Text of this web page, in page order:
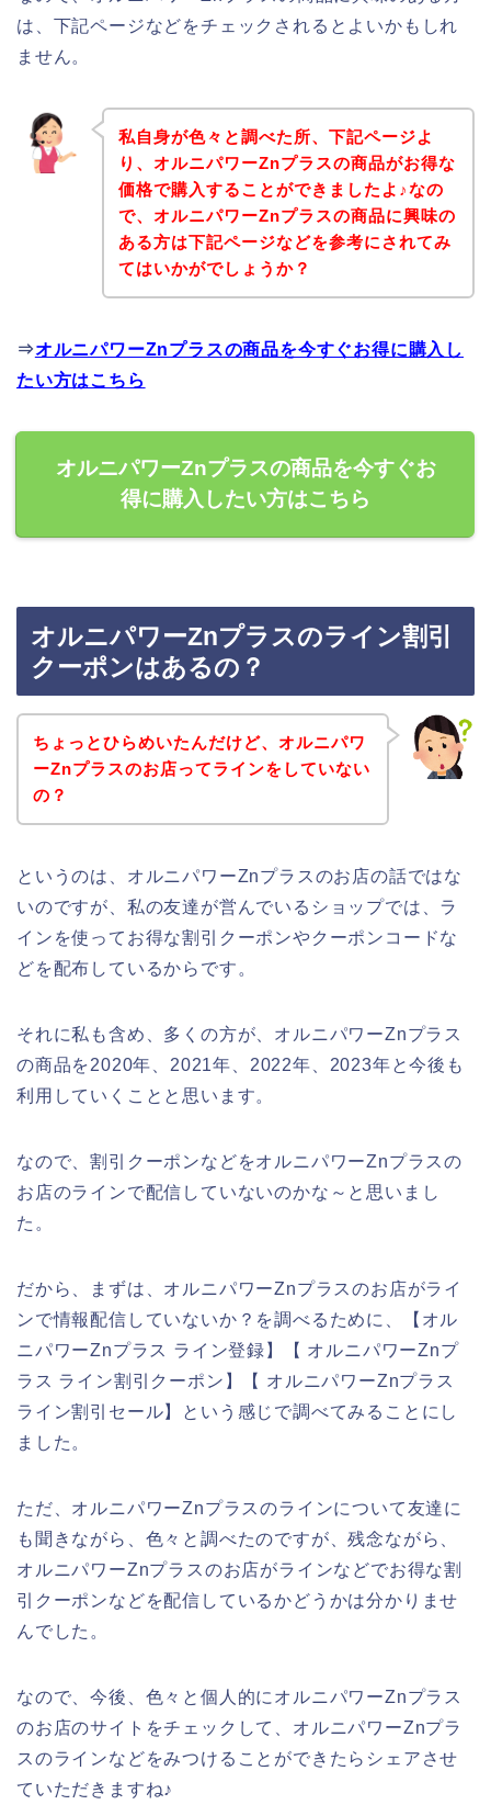
は、下記ページなどをチェックされるとよいかもしれ
ません。
私自身が色々と調べた所、下記ページよ
り、オルニパワーZnプラスの商品がお得な
価格で購入することができましたよ♪なの
で、オルニパワーZnプラスの商品に興味の
ある方は下記ページなどを参考にされてみ
てはいかがでしょうか？
⇒オルニパワーZnプラスの商品を今すぐお得に購入し
たい方はこちら
オルニパワーZnプラスの商品を今すぐお
得に購入したい方はこちら
オルニパワーZnプラスのライン割引
クーポンはあるの？
ちょっとひらめいたんだけど、オルニパワ
ーZnプラスのお店ってラインをしていない
の？
というのは、オルニパワーZnプラスのお店の話ではな
いのですが、私の友達が営んでいるショップでは、ラ
インを使ってお得な割引クーポンやクーポンコードな
どを配布しているからです。
それに私も含め、多くの方が、オルニパワーZnプラス
の商品を2020年、2021年、2022年、2023年と今後も
利用していくことと思います。
なので、割引クーポンなどをオルニパワーZnプラスの
お店のラインで配信していないのかな～と思いまし
た。
だから、まずは、オルニパワーZnプラスのお店がライ
ンで情報配信していないか？を調べるために、【オル
ニパワーZnプラス ライン登録】【 オルニパワーZnプ
ラス ライン割引クーポン】【 オルニパワーZnプラス
ライン割引セール】という感じで調べてみることにし
ました。
ただ、オルニパワーZnプラスのラインについて友達に
も聞きながら、色々と調べたのですが、残念ながら、
オルニパワーZnプラスのお店がラインなどでお得な割
引クーポンなどを配信しているかどうかは分かりませ
んでした。
なので、今後、色々と個人的にオルニパワーZnプラス
のお店のサイトをチェックして、オルニパワーZnプラ
スのラインなどをみつけることができたらシェアさせ
ていただきますね♪